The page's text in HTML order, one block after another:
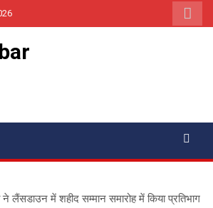
ने लैंसडाउन में शहीद सम्मान समारोह में किया प्रतिभाग